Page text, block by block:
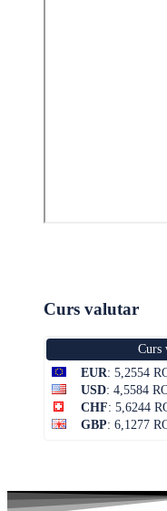
Curs valutar
Curs
EUR: 5,2554
USD: 4,5584
CHF: 5,6244
GBP: 6,1277